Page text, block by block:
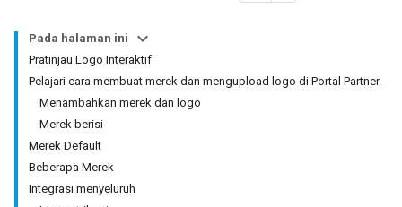
Pada halaman ini
Pratinjau Logo Interaktif
Pelajari cara membuat merek dan mengupload logo di Portal Partner.
Menambahkan merek dan logo
Merek berisi
Merek Default
Beberapa Merek
Integrasi menyeluruh